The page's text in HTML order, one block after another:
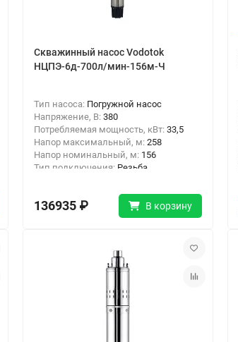
Скважинный насос Vodotok
НЦПЭ-6д-700л/мин-156м-Ч
Тип насоса: Погружной насос
Напряжение, В: 380
Потребляемая мощность, кВт: 33,5
Напор максимальный, м: 258
Напор номинальный, м: 156
Тип подключения: Резьба
136935 ₽ В корзину